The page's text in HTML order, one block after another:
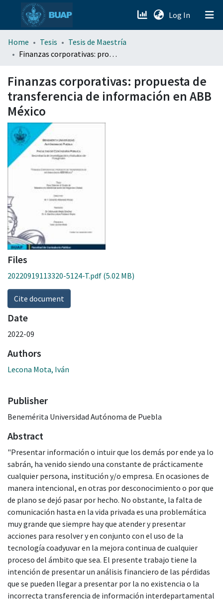
Log In (current)
menu.section.about_menu
Home Tesis
Tesis de Maestría
Finanzas corporativas: propuesta de transferencia de información en ABB México
Finanzas corporativas: propuesta de
transferencia de información en ABB
México
Files
20220919113320-5124-T.pdf (5.02 MB)
Cite document
Date
2022-09
Authors
Lecona Mota, Iván
Publisher
Benemérita Universidad Autónoma de Puebla
Abstract
"Presentar información o intuir que los demás por ende ya lo
sabrán, ha venido siendo una constante de prácticamente
cualquier persona, institución y/o empresa. En ocasiones de
manera intencional, en otras por desconocimiento o por que
de plano se dejó pasar por hecho. No obstante, la falta de
comunicación hasta en la vida privada es una problemática
muy grande que siempre hay que atender y presentar
acciones para resolver y en conjunto con el uso de la
tecnología coadyuvar en la mejora continua de cualquier
proceso del ámbito que sea. El presente trabajo tiene la
intención de presentar un análisis financiero de las pérdidas
que se pueden llegar a presentar por la no existencia o la
incorrecta transferencia de información interdepartamental